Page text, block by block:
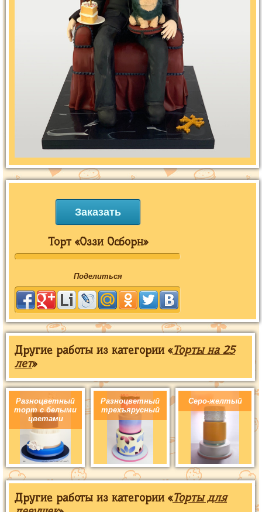
Заказать
Торт «Оззи Осборн»
Поделиться
Другие работы из категории «Торты на 25
лет»
Разноцветный
торт с белыми
цветами
Разноцветный
трехъярусный
Серо-желтый
Другие работы из категории «Торты для